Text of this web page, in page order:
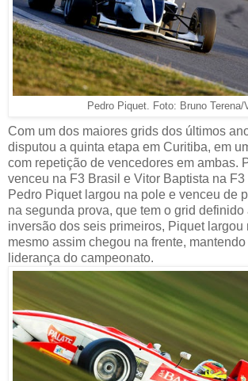
Pedro Piquet. Foto: Bruno Terena/
Com um dos maiores grids dos últimos
disputou a quinta etapa em Curitiba, em
com repetição de vencedores em ambas.
venceu na F3 Brasil e Vitor Baptista na
Pedro Piquet largou na pole e venceu de
na segunda prova, que tem o grid definido
inversão dos seis primeiros, Piquet largou
mesmo assim chegou na frente,
liderança do campeonato.